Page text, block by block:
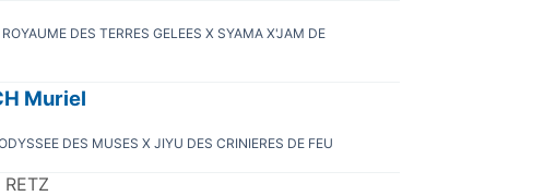
DES TERRES GELEES X SYAMA X'JAM DE
Muriel
DES MUSES X JIYU DES CRINIERES DE FEU